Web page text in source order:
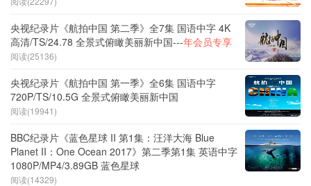
央视纪录片《航拍中国 第二季》全7集 国语中字 4K
高清/TS/24.78 全景式俯瞰美丽新中国---年会员专享
阅读(25136)
央视纪录片《航拍中国 第一季》全6集 国语中字
720P/TS/10.5G 全景式俯瞰美丽新中国
阅读(19941)
BBC纪录片《蓝色星球 II 第1集：汪洋大海 Blue
Planet II：One Ocean 2017》第二季第1集 英语中字
1080P/MP4/3.89GB 蓝色星球
阅读(14329)